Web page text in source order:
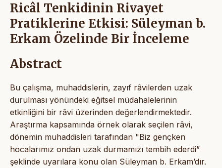
Ricâl Tenkidinin Rivayet
Pratiklerine Etkisi: Süleyman b.
Erkam Özelinde Bir İnceleme
Abstract
Bu çalışma, muhaddislerin, zayıf râvilerden uzak
durulması yönündeki eğitsel müdahalelerinin
etkinliğini bir râvi üzerinden değerlendirmektedir.
Araştırma kapsamında örnek olarak seçilen râvi,
dönemin muhaddisleri tarafından "Biz gençken
hocalarımız ondan uzak durmamızı tembih ederdi”
şeklinde uyarılara konu olan Süleyman b. Erkam’dır.